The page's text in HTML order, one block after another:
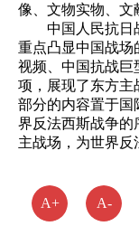
A+ A-
像、文物实物、文
中国人民抗日战
重点凸显中国战场
视频、中国抗战巨
项，展现了东方主
部分的内容置于国
界反法西斯战争的
主战场，为世界反